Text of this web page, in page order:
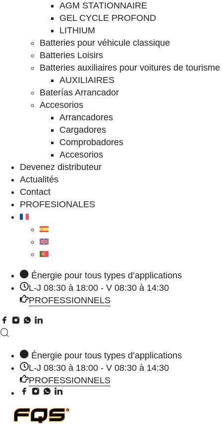
AGM STATIONNAIRE
GEL CYCLE PROFOND
LITHIUM
Batteries pour véhicule classique
Batteries Loisirs
Batteries auxiliaires pour voitures de tourisme
AUXILIAIRES
Baterías Arrancador
Accesorios
Arrancadores
Cargadores
Comprobadores
Accesorios
Devenez distributeur
Actualités
Contact
PROFESIONALES
Énergie pour tous types d’applications
L-J 08:30 à 18:00 - V 08:30 à 14:30
PROFESSIONNELS
Énergie pour tous types d’applications
L-J 08:30 à 18:00 - V 08:30 à 14:30
PROFESSIONNELS